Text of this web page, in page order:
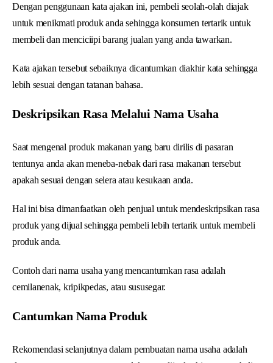
Dengan penggunaan kata ajakan ini, pembeli seolah-olah diajak
untuk menikmati produk anda sehingga konsumen tertarik untuk
membeli dan menciciipi barang jualan yang anda tawarkan.
Kata ajakan tersebut sebaiknya dicantumkan diakhir kata sehingga
lebih sesuai dengan tatanan bahasa.
Deskripsikan Rasa Melalui Nama Usaha
Saat mengenal produk makanan yang baru dirilis di pasaran
tentunya anda akan meneba-nebak dari rasa makanan tersebut
apakah sesuai dengan selera atau kesukaan anda.
Hal ini bisa dimanfaatkan oleh penjual untuk mendeskripsikan rasa
produk yang dijual sehingga pembeli lebih tertarik untuk membeli
produk anda.
Contoh dari nama usaha yang mencantumkan rasa adalah
cemilanenak, kripikpedas, atau sususegar.
Cantumkan Nama Produk
Rekomendasi selanjutnya dalam pembuatan nama usaha adalah